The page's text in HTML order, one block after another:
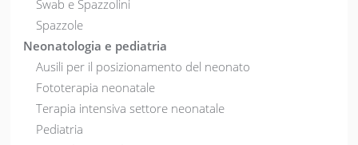
Swab e Spazzolini
Spazzole
Neonatologia e pediatria
Ausili per il posizionamento del neonato
Fototerapia neonatale
Terapia intensiva settore neonatale
Pediatria